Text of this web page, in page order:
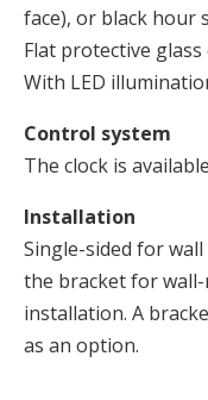
face), or black hour
Flat protective
With LED
Control system
The clock is
Installation
Single-sided for
the bracket for
installation. A
as an option.